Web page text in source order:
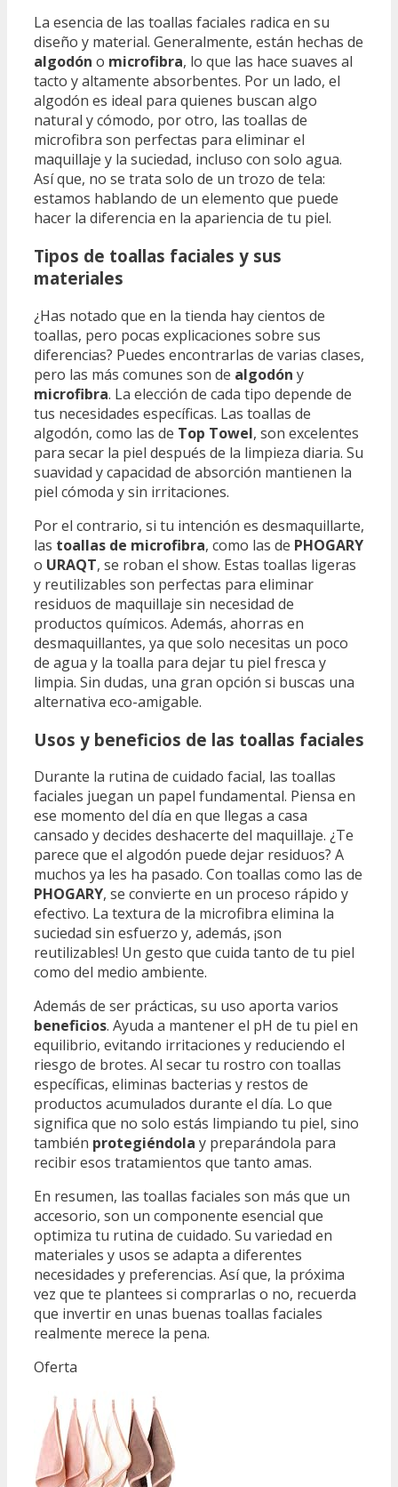
La esencia de las toallas faciales radica en su
diseño y material. Generalmente, están hechas de
algodón o microfibra, lo que las hace suaves al
tacto y altamente absorbentes. Por un lado, el
algodón es ideal para quienes buscan algo
natural y cómodo, por otro, las toallas de
microfibra son perfectas para eliminar el
maquillaje y la suciedad, incluso con solo agua.
Así que, no se trata solo de un trozo de tela:
estamos hablando de un elemento que puede
hacer la diferencia en la apariencia de tu piel.
Tipos de toallas faciales y sus
materiales
¿Has notado que en la tienda hay cientos de
toallas, pero pocas explicaciones sobre sus
diferencias? Puedes encontrarlas de varias clases,
pero las más comunes son de algodón y
microfibra. La elección de cada tipo depende de
tus necesidades específicas. Las toallas de
algodón, como las de Top Towel, son excelentes
para secar la piel después de la limpieza diaria. Su
suavidad y capacidad de absorción mantienen la
piel cómoda y sin irritaciones.
Por el contrario, si tu intención es desmaquillarte,
las toallas de microfibra, como las de PHOGARY
o URAQT, se roban el show. Estas toallas ligeras
y reutilizables son perfectas para eliminar
residuos de maquillaje sin necesidad de
productos químicos. Además, ahorras en
desmaquillantes, ya que solo necesitas un poco
de agua y la toalla para dejar tu piel fresca y
limpia. Sin dudas, una gran opción si buscas una
alternativa eco-amigable.
Usos y beneficios de las toallas faciales
Durante la rutina de cuidado facial, las toallas
faciales juegan un papel fundamental. Piensa en
ese momento del día en que llegas a casa
cansado y decides deshacerte del maquillaje. ¿Te
parece que el algodón puede dejar residuos? A
muchos ya les ha pasado. Con toallas como las de
PHOGARY, se convierte en un proceso rápido y
efectivo. La textura de la microfibra elimina la
suciedad sin esfuerzo y, además, ¡son
reutilizables! Un gesto que cuida tanto de tu piel
como del medio ambiente.
Además de ser prácticas, su uso aporta varios
beneficios. Ayuda a mantener el pH de tu piel en
equilibrio, evitando irritaciones y reduciendo el
riesgo de brotes. Al secar tu rostro con toallas
específicas, eliminas bacterias y restos de
productos acumulados durante el día. Lo que
significa que no solo estás limpiando tu piel, sino
también protegiéndola y preparándola para
recibir esos tratamientos que tanto amas.
En resumen, las toallas faciales son más que un
accesorio, son un componente esencial que
optimiza tu rutina de cuidado. Su variedad en
materiales y usos se adapta a diferentes
necesidades y preferencias. Así que, la próxima
vez que te plantees si comprarlas o no, recuerda
que invertir en unas buenas toallas faciales
realmente merece la pena.
Oferta